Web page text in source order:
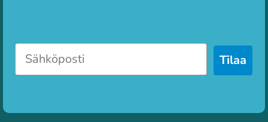
Tilaa